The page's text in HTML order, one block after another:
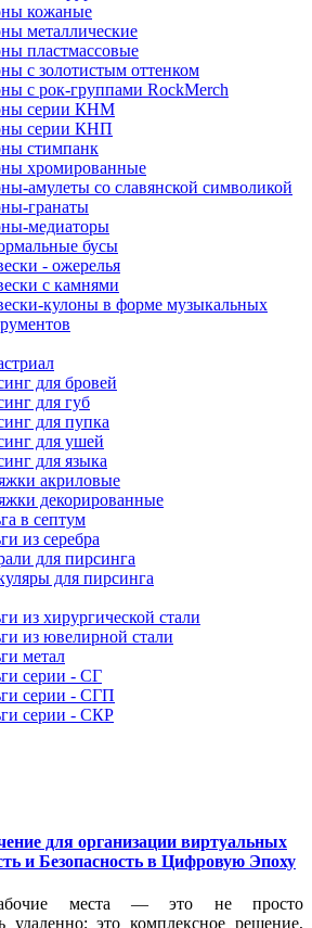
кожаные
металлические
пластмассовые
с золотистым оттенком
с рок-группами RockMerch
серии КНМ
серии КНП
стимпанк
хромированные
амулеты со славянской символикой
гранаты
медиаторы
бусы
- ожерелья
с камнями
кулоны в форме музыкальных
для бровей
для губ
для пупка
для ушей
для языка
акриловые
декорированные
в септум
из серебра
для пирсинга
для пирсинга
из хирургической стали
из ювелирной стали
метал
серии - СГ
серии - СГП
серии - СКР
для организации виртуальных
и Безопасность в Цифровую Эпоху
места — это не просто
удаленно; это комплексное решение,